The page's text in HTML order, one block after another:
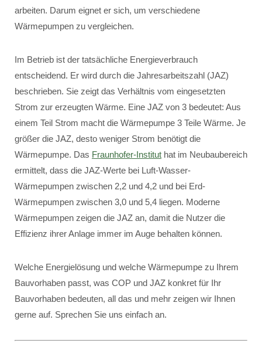
arbeiten. Darum eignet er sich, um verschiedene
Wärmepumpen zu vergleichen.
Im Betrieb ist der tatsächliche Energieverbrauch
entscheidend. Er wird durch die Jahresarbeitszahl (JAZ)
beschrieben. Sie zeigt das Verhältnis vom eingesetzten
Strom zur erzeugten Wärme. Eine JAZ von 3 bedeutet: Aus
einem Teil Strom macht die Wärmepumpe 3 Teile Wärme. Je
größer die JAZ, desto weniger Strom benötigt die
Wärmepumpe. Das Fraunhofer-Institut hat im Neubaubereich
ermittelt, dass die JAZ-Werte bei Luft-Wasser-
Wärmepumpen zwischen 2,2 und 4,2 und bei Erd-
Wärmepumpen zwischen 3,0 und 5,4 liegen. Moderne
Wärmepumpen zeigen die JAZ an, damit die Nutzer die
Effizienz ihrer Anlage immer im Auge behalten können.
Welche Energielösung und welche Wärmepumpe zu Ihrem
Bauvorhaben passt, was COP und JAZ konkret für Ihr
Bauvorhaben bedeuten, all das und mehr zeigen wir Ihnen
gerne auf. Sprechen Sie uns einfach an.